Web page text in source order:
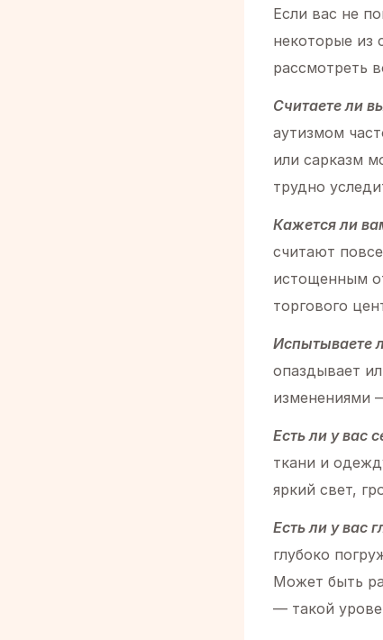
Если вас не
некоторые из
рассмотреть
Считаете ли
аутизмом
или сарказм
трудно
Кажется ли
считают
истощенным
торгового
Испытываете
опаздывает
изменениями
Есть ли у вас
ткани и
яркий свет,
Есть ли у вас
глубоко
Может быть
— такой